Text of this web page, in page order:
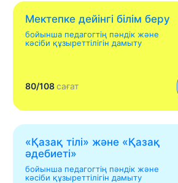
Мектепке дейінгі білім беру
бойынша педагогтің пәндік және
кәсіби құзыреттілігін дамыту
80/108сағат
«Қазақ тілі» жəне «Қазақ
əдебиеті»
бойынша педагогтің пәндік және
кәсіби құзыреттілігін дамыту